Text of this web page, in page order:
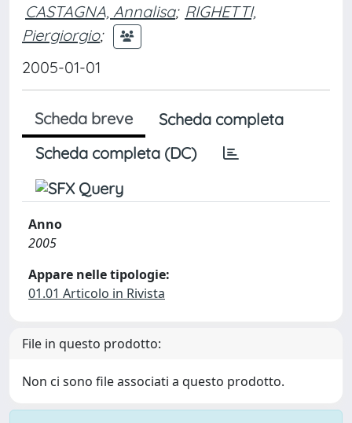
CASTAGNA, Annalisa; RIGHETTI,
Piergiorgio;
2005-01-01
Scheda breve
Scheda completa
Scheda completa (DC)
Anno
2005
Appare nelle tipologie:
01.01 Articolo in Rivista
File in questo prodotto:
Non ci sono file associati a questo prodotto.